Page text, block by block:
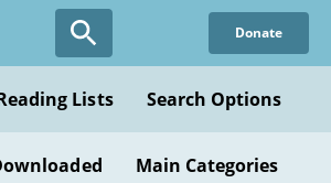
Donate
Lists Search Options
Main Categories